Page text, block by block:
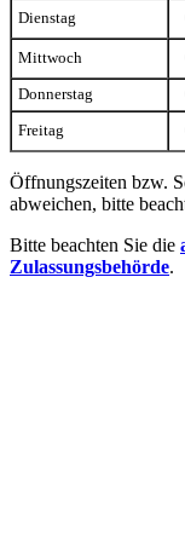
Dienstag
Mittwoch
Donnerstag
Freitag
Öffnungszeiten bzw.
abweichen, bitte
Bitte beachten Sie die
Zulassungsbehörde.